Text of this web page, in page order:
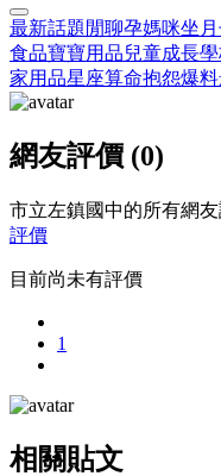
最新話題 閒聊孕媽咪坐
食品寶寶用品兒童成長
家用品星座算命抱怨爆料
網友評價 (0)
市立左鎮國中的所有網
評價
目前尚未有評價
1
相關貼文